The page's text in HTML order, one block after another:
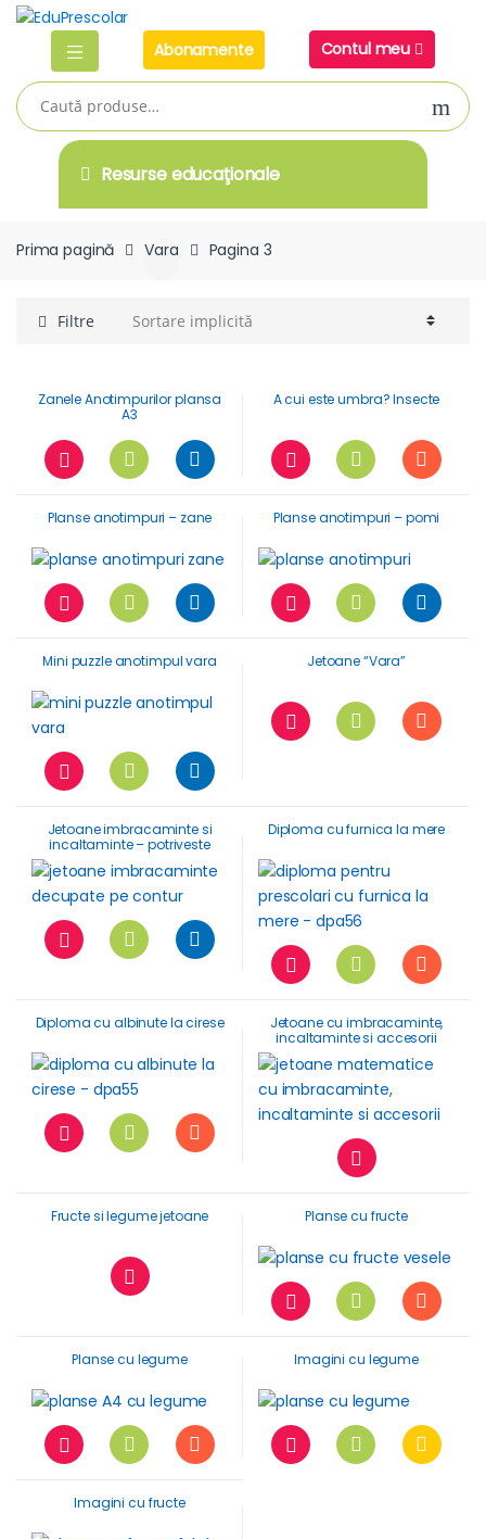
Skip
navigation
Skip
Abonamente
Contul meu
Caută
după:
Resurse educaţionale
Prima pagină Vara Pagina 3
Filtre
Zanele Anotimpurilor plansa
A3
A cui este umbra? Insecte
Planse anotimpuri – zane Planse anotimpuri – pomi
Mini puzzle anotimpul vara Jetoane “Vara”
Jetoane imbracaminte si
incaltaminte – potriveste
Diploma cu furnica la mere
Diploma cu albinute la cirese
Jetoane cu imbracaminte,
incaltaminte si accesorii
Fructe si legume jetoane Planse cu fructe
Planse cu legume Imagini cu legume
Imagini cu fructe